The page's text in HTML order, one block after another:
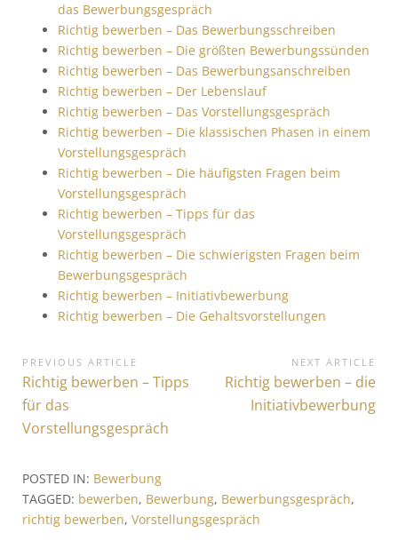
das Bewerbungsgespräch
Richtig bewerben – Das Bewerbungsschreiben
Richtig bewerben – Die größten Bewerbungssünden
Richtig bewerben – Das Bewerbungsanschreiben
Richtig bewerben – Der Lebenslauf
Richtig bewerben – Das Vorstellungsgespräch
Richtig bewerben – Die klassischen Phasen in einem
Vorstellungsgespräch
Richtig bewerben – Die häufigsten Fragen beim
Vorstellungsgespräch
Richtig bewerben – Tipps für das
Vorstellungsgespräch
Richtig bewerben – Die schwierigsten Fragen beim
Bewerbungsgespräch
Richtig bewerben – Initiativbewerbung
Richtig bewerben – Die Gehaltsvorstellungen
B
e
i
r
a
PREVIOUS ARTICLE
P
r
e
o
u
s
Richtig bewerben – Tipps
für das
Vorstellungsgespräch
NEXT ARTICLE
N
t
i
Richtig bewerben – die
Initiativbewerbung
POSTED IN: Bewerbung
TAGGED: bewerben, Bewerbung, Bewerbungsgespräch,
richtig bewerben, Vorstellungsgespräch